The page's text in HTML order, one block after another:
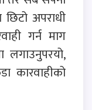
अपराधी
गर्न माग
लगाउनुपरयो,
कारवाहीको